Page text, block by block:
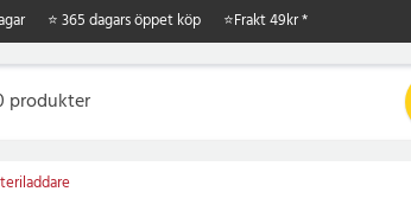
⭐ 365 dagars öppet köp ⭐Frakt 49kr *